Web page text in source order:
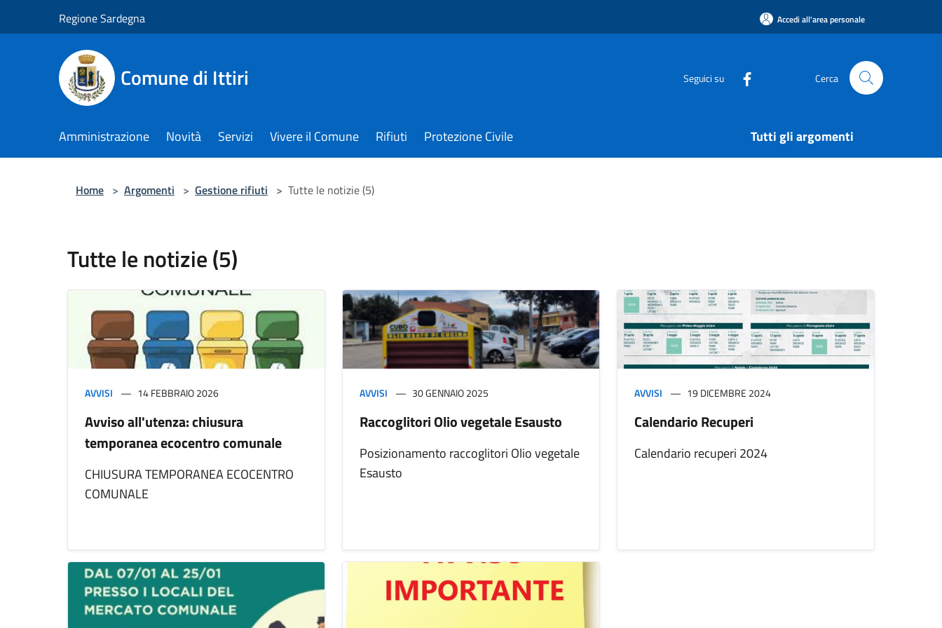
Regione Sardegna Accedi all'area personale
Comune di Ittiri Seguici su Cerca
Amministrazione Novità Servizi Vivere il Comune Rifiuti Protezione Civile Tutti gli argomenti
Home > Argomenti > Gestione rifiuti > Tutte le notizie (5)
Tutte le notizie (5)
AVVISI 14 FEBBRAIO 2026
Avviso all'utenza: chiusura
temporanea ecocentro comunale
CHIUSURA TEMPORANEA ECOCENTRO
COMUNALE
AVVISI 30 GENNAIO 2025
Raccoglitori Olio vegetale Esausto
Posizionamento raccoglitori Olio vegetale
Esausto
AVVISI 19 DICEMBRE 2024
Calendario Recuperi
Calendario recuperi 2024